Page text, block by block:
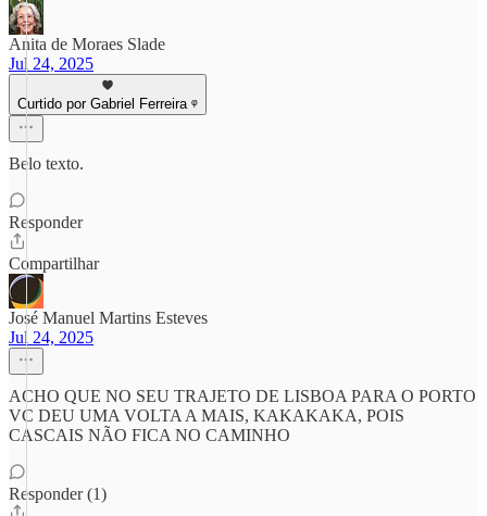
Anita de Moraes Slade
Jul 24, 2025
Curtido por Gabriel Ferreira ᵠ
Belo texto.
Responder
Compartilhar
José Manuel Martins Esteves
Jul 24, 2025
ACHO QUE NO SEU TRAJETO DE LISBOA PARA O PORTO
VC DEU UMA VOLTA A MAIS, KAKAKAKA, POIS
CASCAIS NÃO FICA NO CAMINHO
Responder (1)